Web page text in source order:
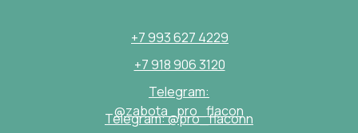
+7 918 906 3120
+7 993 627 4229
Telegram:
@zabota_pro_flacon
Telegram: @pro_flaconn